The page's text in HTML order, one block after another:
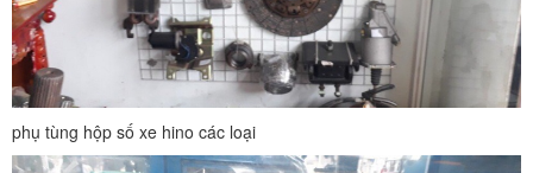
phụ tùng hộp số xe hino các loại